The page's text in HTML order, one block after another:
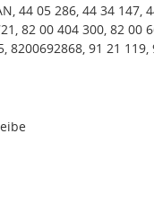
44 05 286, 44 34 147,
82 00 404 300, 82 00
8200692868, 91 21